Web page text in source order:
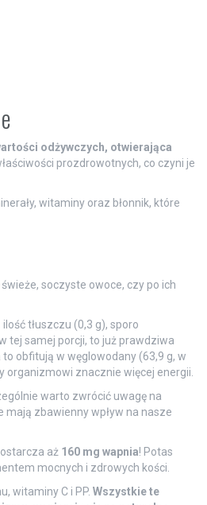
odżywczych, otwierająca
prozdrowotnych, co czyni je
witaminy oraz błonnik, które
soczyste owoce, czy po ich
tłuszczu (0,3 g), sporo
tej samej porcji, to już prawdziwa
obfitują w węglowodany (63,9 g, w
organizmowi znacznie więcej energii.
warto zwrócić uwagę na
zbawienny wpływ na nasze
aż 160 mg wapnia! Potas
mocnych i zdrowych kości.
witaminy C i PP. Wszystkie te